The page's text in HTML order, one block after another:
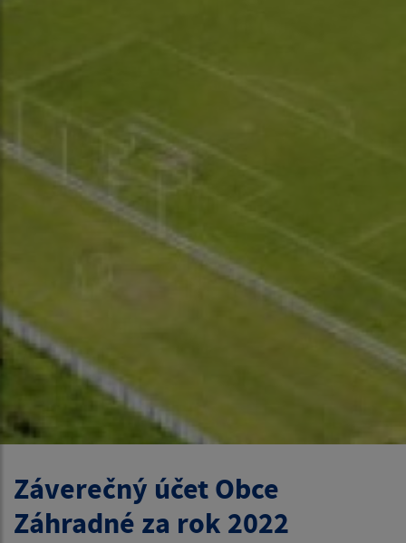
Záverečný účet Obce
Záhradné za rok 2022